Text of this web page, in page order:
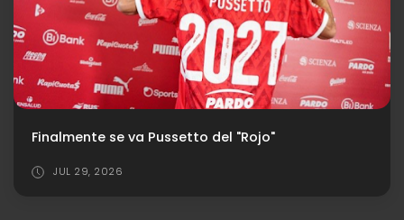
Finalmente se va Pussetto del "Rojo"
JUL 29, 2026